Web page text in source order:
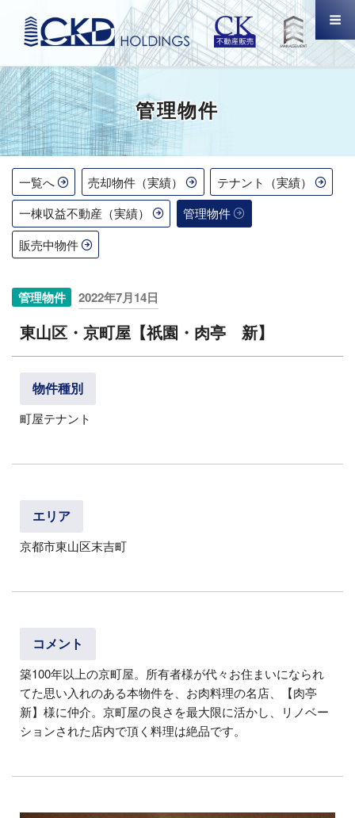
ン
ツ
へ
ス
キ
ッ
Menu
HOME
販売中物件
PROJECTS
販売中物件
一棟収益不動産（実績）
管理物件
NEWS
CONTACT
管理物件
一覧へ 売却物件（実績）
テナント（実績）
一棟収益不動産（実績）
管理物件
販売中物件
管理物件
投
稿
日:
2022年7月14日
東山区・京町屋【祇園・肉亭 新】
物件種別
町屋テナント
エリア
京都市東山区末吉町
コメント
築100年以上の京町屋。所有者様が代々お住まいになられ
てた思い入れのある本物件を、お肉料理の名店、【肉亭
新】様に仲介。京町屋の良さを最大限に活かし、リノベー
ションされた店内で頂く料理は絶品です。